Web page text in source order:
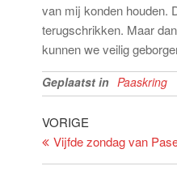
van mij konden houden.
terugschrikken. Maar
kunnen we veilig
Geplaatst in Paaskring
Bericht
navigatie
Vorig
bericht
VORIGE
Vijfde zondag van